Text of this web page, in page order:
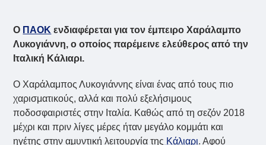
Ο ΠΑΟΚ ενδιαφέρεται για τον έμπειρο Χαράλαμπο
Λυκογιάννη, ο οποίος παρέμεινε ελεύθερος από την
Ιταλική Κάλιαρι.
Ο Χαράλαμπος Λυκογιάννης είναι ένας από τους πιο
χαρισματικούς, αλλά και πολύ εξελήσιμους
ποδοσφαιριστές στην Ιταλία. Καθώς από τη σεζόν 2018
μέχρι και πριν λίγες μέρες ήταν μεγάλο κομμάτι και
ηγέτης στην αμυντική λειτουργία της Κάλιαρι. Αφού